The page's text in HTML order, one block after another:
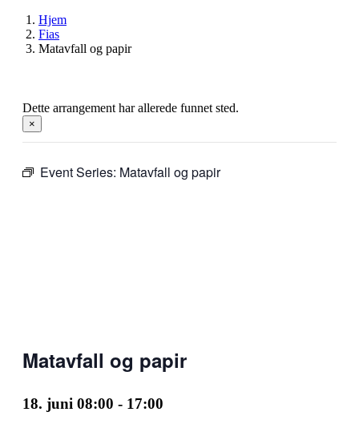
Hjem
Fias
Matavfall og papir
Dette arrangement har allerede funnet sted.
×
Event Series: Matavfall og papir
Matavfall og papir
18. juni 08:00 - 17:00